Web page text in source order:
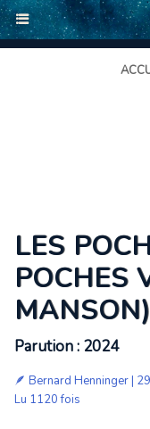
LES
POCHES
MANSON)
Parution : 2024
🪶 Bernard Henninger|
Lu 1120 fois